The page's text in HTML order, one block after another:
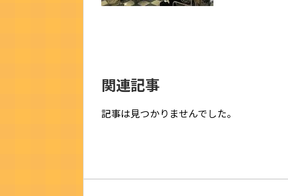
関連記事
記事は見つかりませんでした。